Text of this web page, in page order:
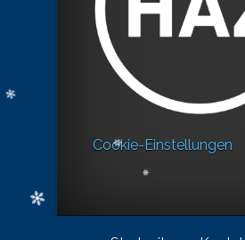
Cookie-Einstellungen